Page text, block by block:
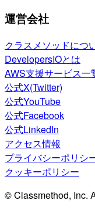
運営会社
クラスメソッドにつ
DevelopersIOとは
AWS支援サービス一
公式X(Twitter)
公式YouTube
公式Facebook
公式LinkedIn
アクセス情報
プライバシーポリシ
クッキーポリシー
© Classmethod, Inc.